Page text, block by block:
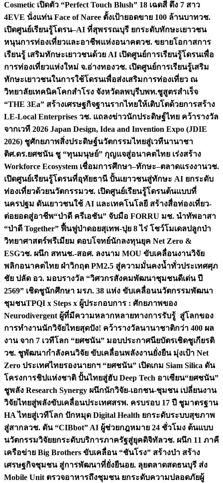
Cosmetic เปิดตัว “Perfect Touch Blush” 18 เฉดสี ดึง 7 สาว
4EVE นั่งแท่น Face of Naree ตั้งเป้ายอดขาย 100 ล้านบาทวช.
เปิดศูนย์เรียนรู้โดรน–AI ที่สุพรรณบุรี ยกระดับทักษะเยาวชน
หนุนการท่องเที่ยวและอาชีพแห่งอนาคตวช. ขยายโอกาสการ
เรียนรู้ เสริมทักษะเยาวชนด้วย AI เปิดศูนย์การเรียนรู้โดรนเพื่อ
การท่องเที่ยวแห่งใหม่ จ.อ่างทองวช. เปิดศูนย์การเรียนรู้เสริม
ทักษะเยาวชนในการใช้โดรนเพื่อส่งเสริมการท่องเที่ยว ณ
วิทยาลัยเทคนิคโคกสำโรง จังหวัดลพบุรีบพท.ชูสูตรสำเร็จ
“THE 3Ea” สร้างเศรษฐกิจฐานรากไทยให้เติบโตด้วยการสร้าง
LE-Local Enterprises วช. แถลงข่าวนักประดิษฐ์ไทย คว้ารางวัล
จากเวที 2026 Japan Design, Idea and Invention Expo (JDIE
2026) ชูศักยภาพสิ่งประดิษฐ์นวัตกรรมไทยสู่เวทีนานาชา
ติศ.ดร.ยศชนัน ชู “ทุนมนุษย์” กุญแจสู่อนาคตไทย เร่งสร้าง
Workforce Ecosystem เชื่อมการศึกษา–ทักษะ–ตลาดแรงงานวช.
เปิดศูนย์เรียนรู้โดรนที่อุทัยธานี ปั้นเยาวชนสู่ทักษะ AI ยกระดับ
ท่องเที่ยวด้วยนวัตกรรมวช. เปิดศูนย์เรียนรู้โดรนต้นแบบที่
นครปฐม ดันเยาวชนใช้ AI และเทคโนโลยี สร้างสื่อท่องเที่ยว-
ต่อยอดสู่อาชีพ“ป่าดี ครีเอชัน” จับมือ FORRU มช. นำทัพอาสา
“ป่าดี Together” ฟื้นฟูป่าดอยสุเทพ-ปุย 8 ไร่ โชว์โมเดลปลูกป่า
วิทยาศาสตร์พรีเมียม ตอบโจทย์นักลงทุนยุค Net Zero &
ESGวช. ผนึก สทนช.-สอศ. ลงนาม MOU ขับเคลื่อนงานวิจัย
พลิกอนาคตไทย ฝ่าวิกฤต PM2.5 สู่ความมั่นคงน้ำทั่วประเทศศุภ
ชัย ปลัด อว. มอบรางวัล “วิศวกรสังคมพัฒนาชุมชนดีเด่น ปี
2569” เชิดชูนักศึกษา มรภ. 38 แห่ง ขับเคลื่อนนวัตกรรมพัฒนา
ชุมชนTPQI x Steps x ผู้ประกอบการ : ศักยภาพของ
Neurodivergent ผู้ที่มีความหลากหลายทางการรับรู้ สู่โลกของ
การทำงานนักวิจัยไทยสุดปัง! คว้ารางวัลนานาชาติกว่า 400 ผล
งาน จาก 7 เวทีโลก “ยศชนัน” มอบประกาศนียบัตรเชิดชูเกียรติ
วช. ชูพัฒนากำลังคนวิจัย ขับเคลื่อนพลังงานยั่งยืน มุ่งเป้า Net
Zero ประเทศไทยรองนายกฯ “ยศชนัน” เปิดเกม Siam Silica ดัน
โครงการชิปแห่งชาติ ปั้นไทยสู่ฮับ Deep Tech อาเซียน“ยศชนัน”
ชูพลัง Research Synergy ผนึกนักวิจัย-เอกชน-ชุมชน เปลี่ยนงาน
วิจัยไทยสู่พลังขับเคลื่อนประเทศสรพ. ครบรอบ 17 ปี ชูมาตรฐาน
HA ไทยสู่เวทีโลก ปักหมุด Digital Health ยกระดับระบบสุขภาพ
สู่สากลวช. ดัน “CIBbot” AI ผู้ช่วยกฎหมาย 24 ชั่วโมง ต้นแบบ
นวัตกรรมวิจัยยกระดับบริการภาครัฐสู่ยุคดิจิทัลวช. ผนึก 11 ภาคี
เครือข่าย Big Brothers ขับเคลื่อน “ชันโรง” สร้างป่า สร้าง
เศรษฐกิจชุมชน สู่การพัฒนาที่ยั่งยืนอย. ลุยตลาดสดธนบุรี ส่ง
Mobile Unit ตรวจอาหารถึงชุมชน ยกระดับความปลอดภัยผู้